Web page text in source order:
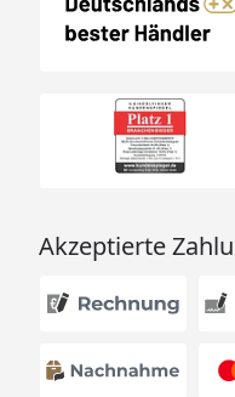
Optionale
Kunststoff-
Datenblatt
Datenblatt
Akzeptierte